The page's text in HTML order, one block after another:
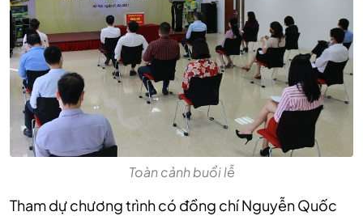
Toàn cảnh buổi lễ
Tham dự chương trình có đồng chí Nguyễn Quốc